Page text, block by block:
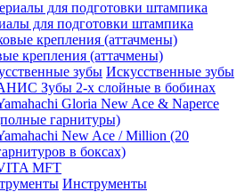
для подготовки штампика
крепления (аттачмены)
Искусственные зубы
Зубы 2-х слойные в бобинах
Gloria New Ace & Naperce
гарнитуры)
New Ace / Million (20
в боксах)
MFT
Инструменты